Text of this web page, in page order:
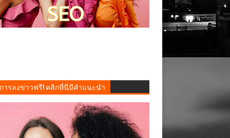
ารลงข่าวฟรี! คลิกที่นี่มีคำแนะนำ